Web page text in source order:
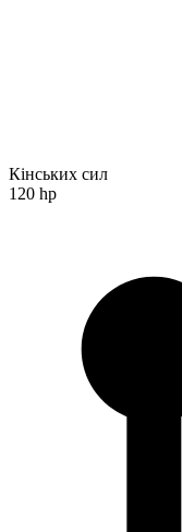
Кінських сил
120 hp